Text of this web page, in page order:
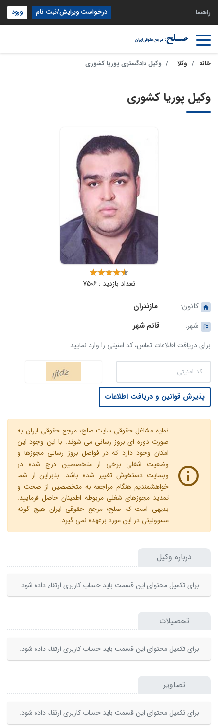
راهنما درخواست ویرایش/ثبت نام ورود
خانه وکلا وکیل دادگستری پوریا کشوری
وکیل پوریا کشوری
تعداد بازدید : 7506
کانون:
مازندران
شهر:
قائم شهر
برای دریافت اطلاعات تماس، کد امنیتی را وارد نمایید
پذیرش قوانین و دریافت اطلاعات
نمایه مشاغل حقوقی سایت صلح؛ مرجع حقوقی ایران به
صورت دوره ای بروز رسانی می شوند. با این وجود این
امکان وجود دارد که در فواصل بروز رسانی مجوزها و
وضعیت شغلی برخی از متخصصین درج شده در
وبسایت دستخوش تغییر شده باشد. بنابراین از شما
خواهشمندیم هنگام مراجعه به متخصصین از صحت و
تمدید مجوزهای شغلی مربوطه اطمینان حاصل فرمایید.
بدیهی است که صلح؛ مرجع حقوقی ایران هیچ گونه
مسوولیتی در این مورد برعهده نمی گیرد.
درباره وکیل
برای تکمیل محتوای این قسمت باید حساب کاربری ارتقاء داده شود.
تحصیلات
برای تکمیل محتوای این قسمت باید حساب کاربری ارتقاء داده شود.
تصاویر
برای تکمیل محتوای این قسمت باید حساب کاربری ارتقاء داده شود.